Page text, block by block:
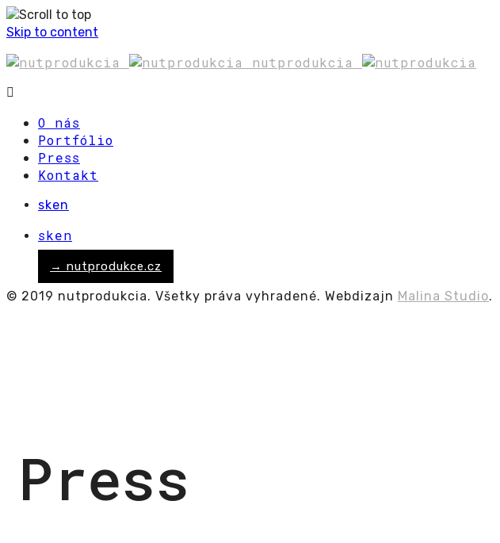
Skip to content
nutprodukcia
O nás
Portfólio
Press
Kontakt
sken
sken
→ nutprodukce.cz
© 2019 nutprodukcia. Všetky práva vyhradené. Webdizajn Malina Studio.
Press